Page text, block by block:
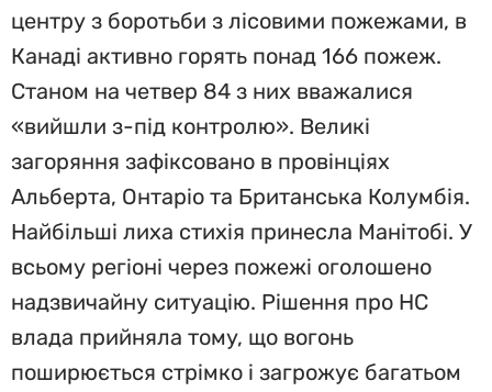
центру з боротьби з лісовими пожежами, в
Канаді активно горять понад 166 пожеж.
Станом на четвер 84 з них вважалися
«вийшли з-під контролю». Великі
загоряння зафіксовано в провінціях
Альберта, Онтаріо та Британська Колумбія.
Найбільші лиха стихія принесла Манітобі. У
всьому регіоні через пожежі оголошено
надзвичайну ситуацію. Рішення про НС
влада прийняла тому, що вогонь
поширюється стрімко і загрожує багатьом